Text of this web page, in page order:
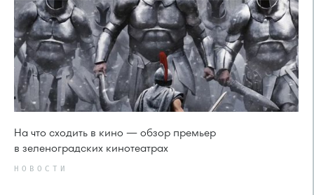
На что сходить в кино — обзор премьер
в зеленоградских кинотеатрах
НОВОСТИ